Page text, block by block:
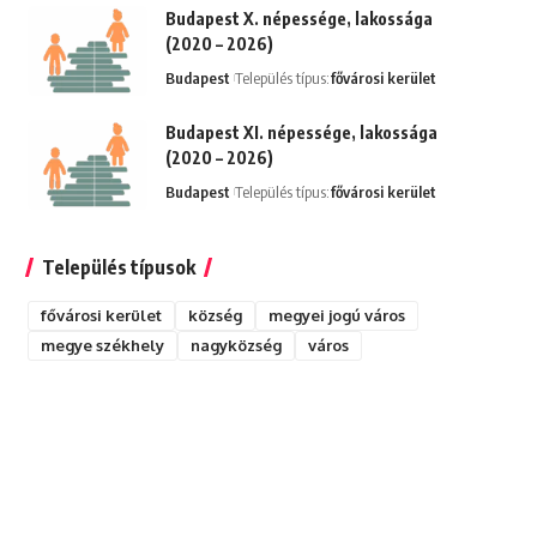
Budapest X. népessége, lakossága
(2020 – 2026)
Budapest Település típus:fővárosi kerület
Budapest XI. népessége, lakossága
(2020 – 2026)
Budapest Település típus:fővárosi kerület
Település típusok
fővárosi kerület község
megyei jogú város
megye székhely
nagyközség város